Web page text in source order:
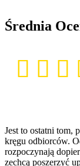
Średnia
Jest to ostatni tom,
kręgu odbiorców.
rozpoczynają
zechcą poszerzyć